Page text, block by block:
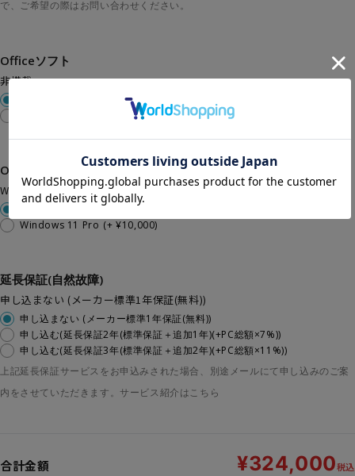
で、ご希望の際はお問い合わせください。
Officeソフト
非搭載
Microsoft Office(Word/Excel/Outlook/PowerPoint)
OS
Windows 11 Home
Windows 11 Home
Windows 11 Pro (+ ¥10,000)
延長保証(自然故障)
申し込まない (メーカー標準1年保証(無料))
申し込まない (メーカー標準1年保証(無料))
申し込む(延長保証2年(標準保証＋追加1年)(+PC総額×7%))
申し込む(延長保証3年(標準保証＋追加2年)(+PC総額×11%))
上記延長保証サービスをお申込みされた場合、別途メールにて申し込みのご案
内をさせていただきます。サービス紹介はこちら
合計金額 ¥324,000税込